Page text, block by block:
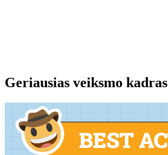
Geriausias veiksmo kadras